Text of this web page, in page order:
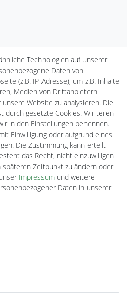
Technologien auf unserer
Daten von
(z.B. IP-Adresse), um z.B. Inhalte
Medien von Drittanbietern
Website zu analysieren. Die
durch gesetzte Cookies. Wir teilen
in den Einstellungen benennen.
Einwilligung oder aufgrund eines
Die Zustimmung kann erteilt
das Recht, nicht einzuwilligen
späteren Zeitpunkt zu ändern oder
Impressum und weitere
Daten in unserer